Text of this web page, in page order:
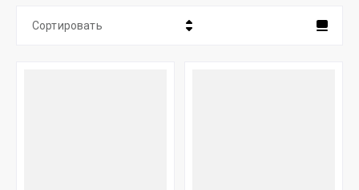
Сортировать